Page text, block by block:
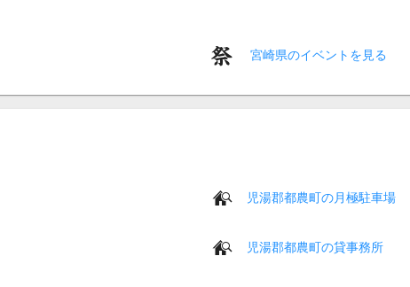
宮崎県のイベントを見る
児湯郡都農町の月極駐車場
児湯郡都農町の貸事務所